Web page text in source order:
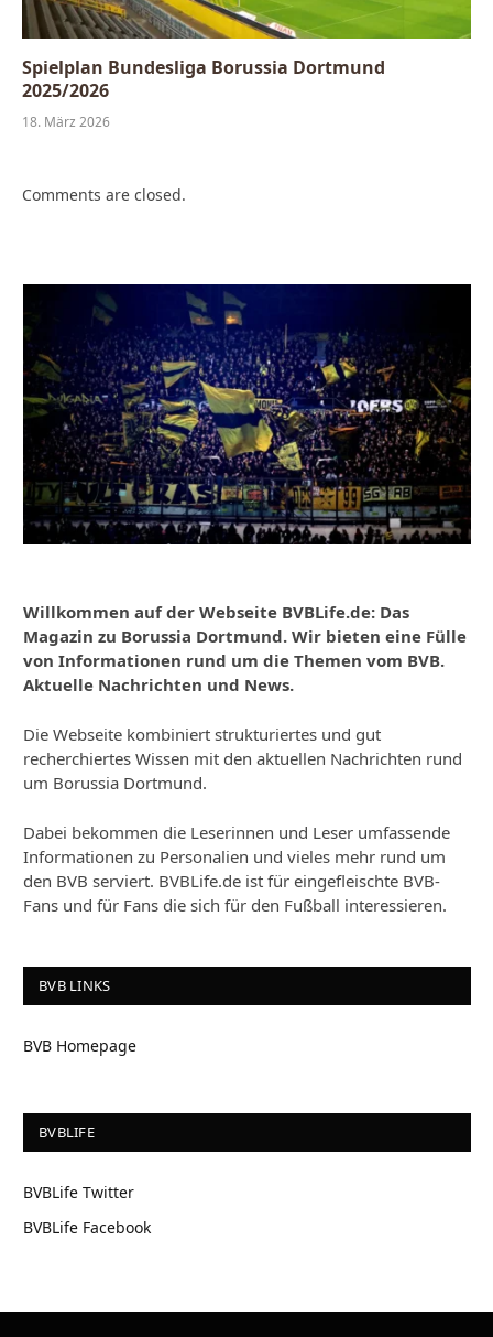
Spielplan Bundesliga Borussia Dortmund
2025/2026
18. März 2026
Comments are closed.
Willkommen auf der Webseite BVBLife.de: Das
Magazin zu Borussia Dortmund. Wir bieten eine Fülle
von Informationen rund um die Themen vom BVB.
Aktuelle Nachrichten und News.
Die Webseite kombiniert strukturiertes und gut
recherchiertes Wissen mit den aktuellen Nachrichten rund
um Borussia Dortmund.
Dabei bekommen die Leserinnen und Leser umfassende
Informationen zu Personalien und vieles mehr rund um
den BVB serviert. BVBLife.de ist für eingefleischte BVB-
Fans und für Fans die sich für den Fußball interessieren.
BVB LINKS
BVB Homepage
BVBLIFE
BVBLife Twitter
BVBLife Facebook